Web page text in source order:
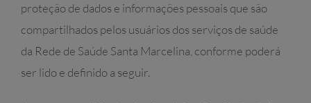
proteção de dados e informações pessoais que são
compartilhados pelos usuários dos serviços de saúde
da Rede de Saúde Santa Marcelina, conforme poderá
ser lido e definido a seguir.